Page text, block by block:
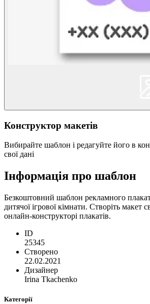
Конструктор макетів
Вибирайте шаблон і редагуйте його в
свої дані
Інформація про шаблон
Безкоштовний шаблон рекламного
дитячої ігрової кімнати. Створіть макет
онлайн-конструкторі плакатів.
ID
25345
Створено
22.02.2021
Дизайнер
Irina Tkachenko
Категорії